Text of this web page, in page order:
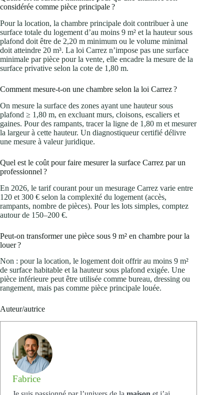
considérée comme pièce principale ?
Pour la location, la chambre principale doit contribuer à une
surface totale du logement d’au moins 9 m² et la hauteur sous
plafond doit être de 2,20 m minimum ou le volume minimal
doit atteindre 20 m³. La loi Carrez n’impose pas une surface
minimale par pièce pour la vente, elle encadre la mesure de la
surface privative selon la cote de 1,80 m.
Comment mesure-t-on une chambre selon la loi Carrez ?
On mesure la surface des zones ayant une hauteur sous
plafond ≥ 1,80 m, en excluant murs, cloisons, escaliers et
gaines. Pour des rampants, tracer la ligne de 1,80 m et mesurer
la largeur à cette hauteur. Un diagnostiqueur certifié délivre
une mesure à valeur juridique.
Quel est le coût pour faire mesurer la surface Carrez par un
professionnel ?
En 2026, le tarif courant pour un mesurage Carrez varie entre
120 et 300 € selon la complexité du logement (accès,
rampants, nombre de pièces). Pour les lots simples, comptez
autour de 150–200 €.
Peut-on transformer une pièce sous 9 m² en chambre pour la
louer ?
Non : pour la location, le logement doit offrir au moins 9 m²
de surface habitable et la hauteur sous plafond exigée. Une
pièce inférieure peut être utilisée comme bureau, dressing ou
rangement, mais pas comme pièce principale louée.
Auteur/autrice
Fabrice